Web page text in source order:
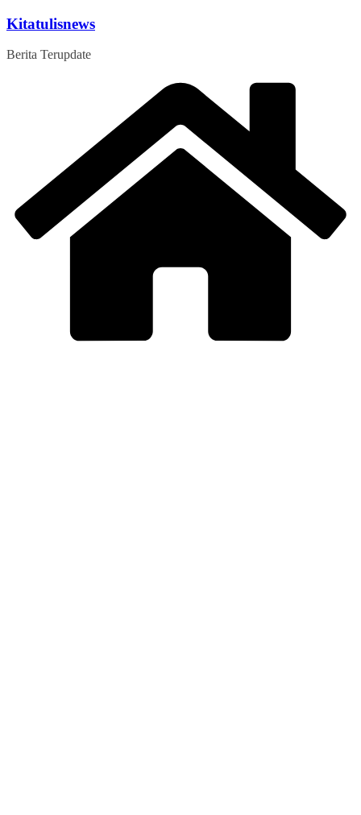
Skip
content
Kitatulisnews
Berita Terupdate